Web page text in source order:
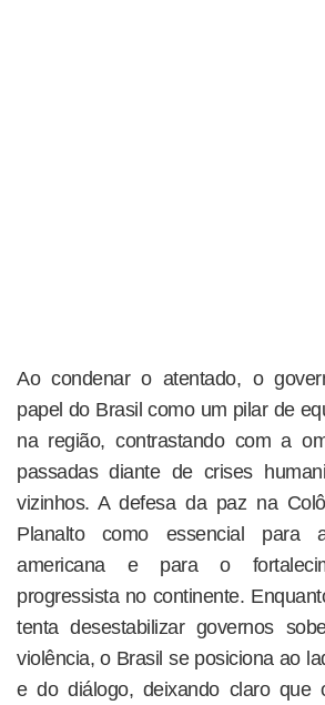
Ao condenar o atentado, o
papel do Brasil como um pilar de
na região, contrastando com a
passadas diante de crises
vizinhos. A defesa da paz na
Planalto como essencial para
americana e para o
progressista no continente.
tenta desestabilizar governos
violência, o Brasil se posiciona ao
e do diálogo, deixando claro que